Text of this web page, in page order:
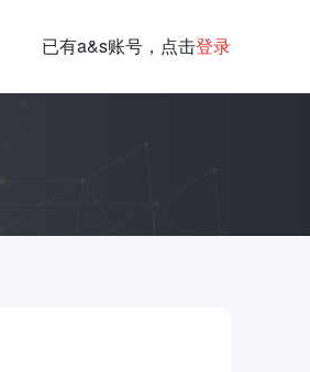
已有a&s账号，点击登录